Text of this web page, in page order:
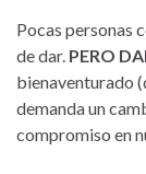
Pocas personas
de dar. PERO
bienaventurado
demanda un
compromiso en